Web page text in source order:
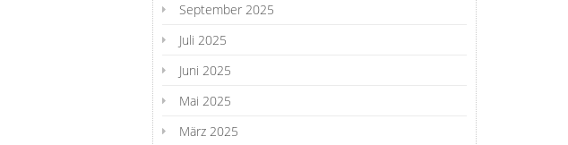
September 2025
Juli 2025
Juni 2025
Mai 2025
März 2025